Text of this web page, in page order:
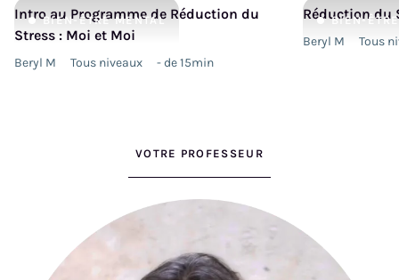
BIEN-ÊTRE MENTAL
Intro au Programme de Réduction du
Stress : Moi et Moi
Beryl M Tous niveaux - de 15min
BIEN-ÊTRE
Réduction du
Beryl M Tous
VOTRE PROFESSEUR